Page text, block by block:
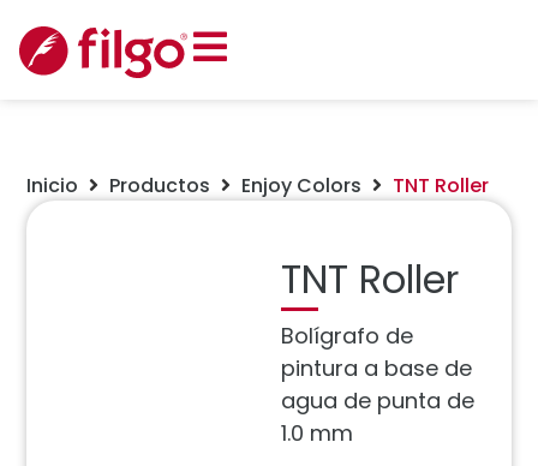
Inicio Productos Enjoy Colors TNT Roller
TNT Roller
Bolígrafo de
pintura a base de
agua de punta de
1.0 mm